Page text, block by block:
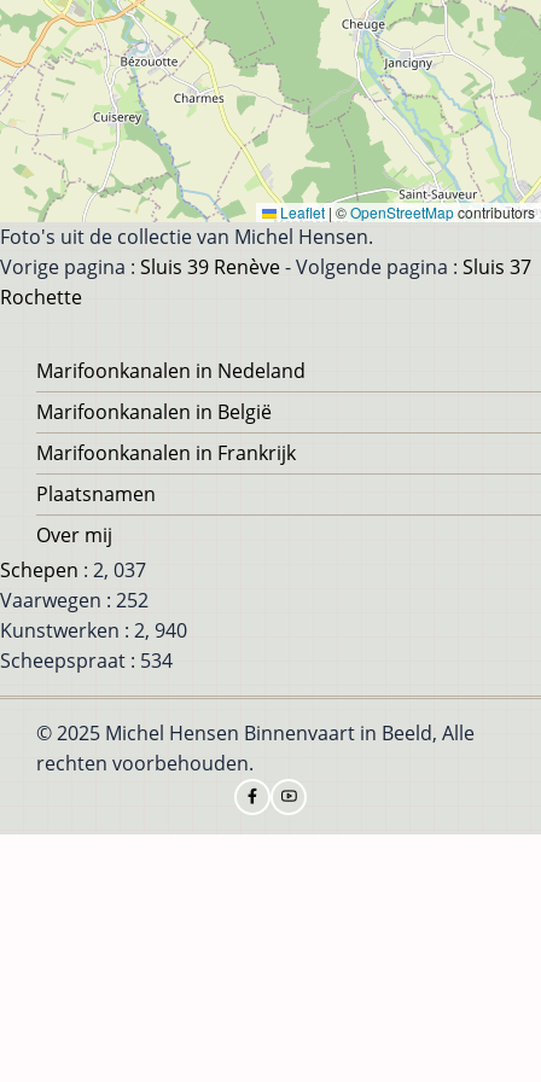
Leaflet | ©OpenStreetMapcontributors
Foto's uit de collectie van Michel Hensen.
Vorige pagina : Sluis 39 Renève- Volgende pagina : Sluis 37
Rochette
Voet
Marifoonkanalen in Nedeland
Marifoonkanalen in België
Marifoonkanalen in Frankrijk
Plaatsnamen
Over mij
Schepen : 2, 037
Vaarwegen : 252
Kunstwerken : 2, 940
Scheepspraat : 534
© 2025 Michel Hensen Binnenvaart in Beeld, Alle
rechten voorbehouden.